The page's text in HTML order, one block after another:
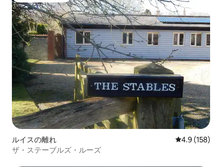
ルイスの離れ レビュー158
4.9 (158)
ザ・ステーブルズ・ルーズ